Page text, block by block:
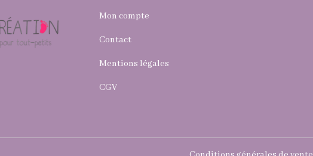
Mon compte
Contact
Mentions légales
CGV